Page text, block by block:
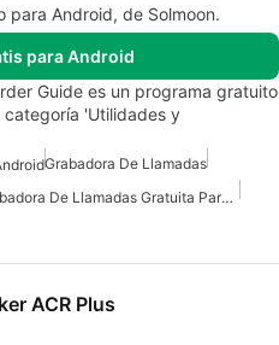
para Android, de Solmoon.
para Android
Guide es un programa gratuito
'Utilidades y
Grabadora De Llamadas
Grabadora De Llamadas Gratuita Para Android
ACR Plus